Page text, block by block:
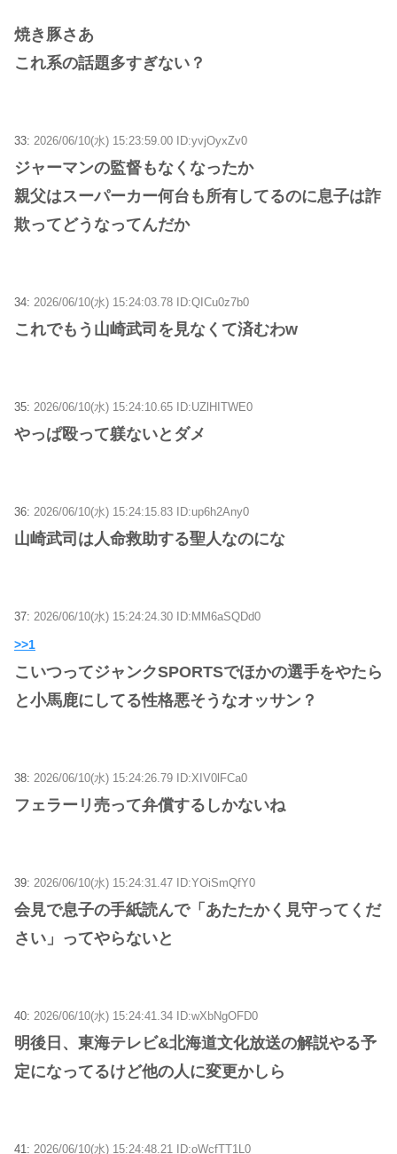
焼き豚さあ
これ系の話題多すぎない？
33: 2026/06/10(水) 15:23:59.00 ID:yvjOyxZv0
ジャーマンの監督もなくなったか
親父はスーパーカー何台も所有してるのに息子は詐
欺ってどうなってんだか
34: 2026/06/10(水) 15:24:03.78 ID:QICu0z7b0
これでもう山崎武司を見なくて済むわw
35: 2026/06/10(水) 15:24:10.65 ID:UZlHITWE0
やっぱ殴って躾ないとダメ
36: 2026/06/10(水) 15:24:15.83 ID:up6h2Any0
山崎武司は人命救助する聖人なのにな
37: 2026/06/10(水) 15:24:24.30 ID:MM6aSQDd0
>>1
こいつってジャンクSPORTSでほかの選手をやたら
と小馬鹿にしてる性格悪そうなオッサン？
38: 2026/06/10(水) 15:24:26.79 ID:XIV0lFCa0
フェラーリ売って弁償するしかないね
39: 2026/06/10(水) 15:24:31.47 ID:YOiSmQfY0
会見で息子の手紙読んで「あたたかく見守ってくだ
さい」ってやらないと
40: 2026/06/10(水) 15:24:41.34 ID:wXbNgOFD0
明後日、東海テレビ&北海道文化放送の解説やる予
定になってるけど他の人に変更かしら
41: 2026/06/10(水) 15:24:48.21 ID:oWcfTT1L0